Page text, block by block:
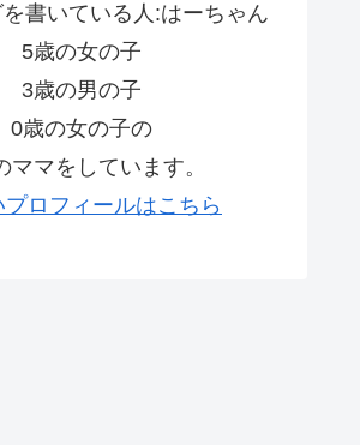
書いている人:はーちゃん
5歳の女の子
3歳の男の子
0歳の女の子の
ママをしています。
ロフィールはこちら